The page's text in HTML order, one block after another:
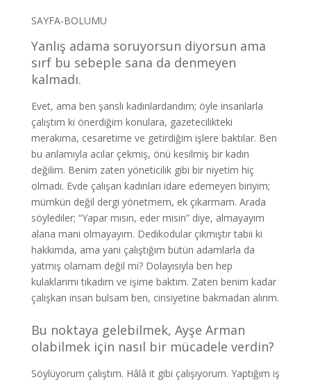
SAYFA-BOLUMU
Yanlış adama soruyorsun diyorsun ama
sırf bu sebeple sana da denmeyen
kalmadı.
Evet, ama ben şanslı kadınlardandım; öyle insanlarla
çalıştım ki önerdiğim konulara, gazetecilikteki
merakıma, cesaretime ve getirdiğim işlere baktılar. Ben
bu anlamıyla acılar çekmiş, önü kesilmiş bir kadın
değilim. Benim zaten yöneticilik gibi bir niyetim hiç
olmadı. Evde çalışan kadınları idare edemeyen biriyim;
mümkün değil dergi yönetmem, ek çıkarmam. Arada
söylediler; “Yapar mısın, eder misin” diye, almayayım
alana mani olmayayım. Dedikodular çıkmıştır tabii ki
hakkımda, ama yani çalıştığım bütün adamlarla da
yatmış olamam değil mi? Dolayısıyla ben hep
kulaklarımı tıkadım ve işime baktım. Zaten benim kadar
çalışkan insan bulsam ben, cinsiyetine bakmadan alırım.
Bu noktaya gelebilmek, Ayşe Arman
olabilmek için nasıl bir mücadele verdin?
Söylüyorum çalıştım. Hâlâ it gibi çalışıyorum. Yaptığım iş